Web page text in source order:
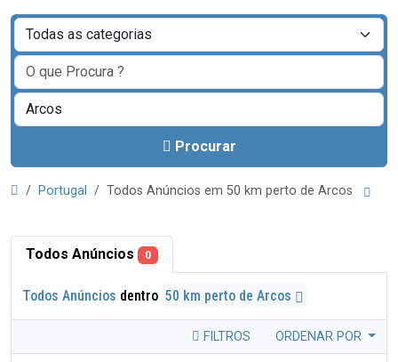
Procurar
Portugal Todos Anúncios em 50 km perto de Arcos
Todos Anúncios 0
Todos Anúncios dentro 50 km perto de Arcos
FILTROS ORDENAR POR